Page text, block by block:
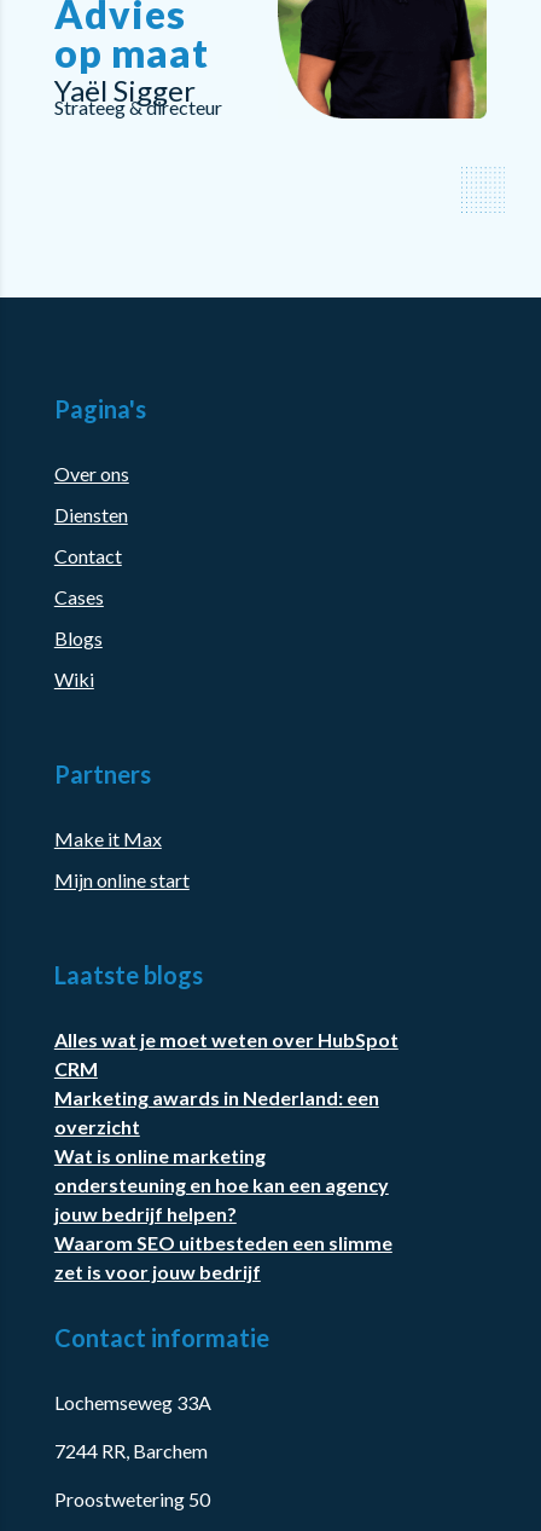
Advies
op maat
Yaël Sigger
Strateeg & directeur
Pagina's
Over ons
Diensten
Contact
Cases
Blogs
Wiki
Partners
Make it Max
Mijn online start
Laatste blogs
Alles wat je moet weten over HubSpot
CRM
Marketing awards in Nederland: een
overzicht
Wat is online marketing
ondersteuning en hoe kan een agency
jouw bedrijf helpen?
Waarom SEO uitbesteden een slimme
zet is voor jouw bedrijf
Contact informatie
Lochemseweg 33A
7244 RR, Barchem
Proostwetering 50